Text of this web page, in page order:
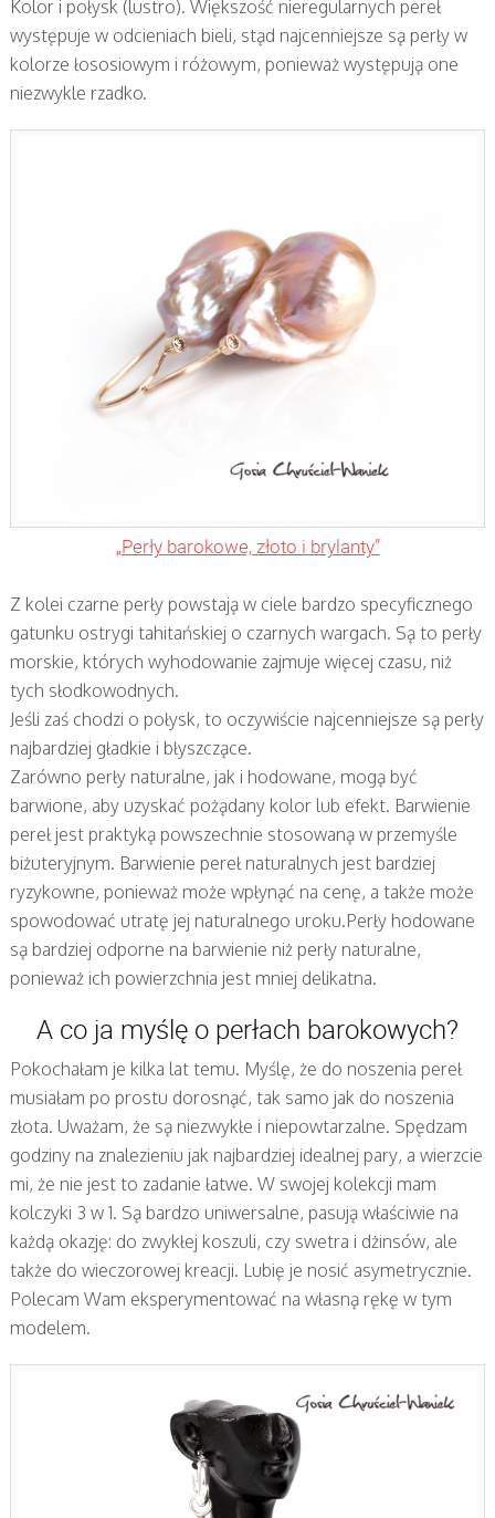
Kolor i połysk (lustro). Większość nieregularnych pereł
występuje w odcieniach bieli, stąd najcenniejsze są perły w
kolorze łososiowym i różowym, ponieważ występują one
niezwykle rzadko.
„Perły barokowe, złoto i brylanty”
Z kolei czarne perły powstają w ciele bardzo specyficznego
gatunku ostrygi tahitańskiej o czarnych wargach. Są to perły
morskie, których wyhodowanie zajmuje więcej czasu, niż
tych słodkowodnych.
Jeśli zaś chodzi o połysk, to oczywiście najcenniejsze są perły
najbardziej gładkie i błyszczące.
Zarówno perły naturalne, jak i hodowane, mogą być
barwione, aby uzyskać pożądany kolor lub efekt. Barwienie
pereł jest praktyką powszechnie stosowaną w przemyśle
biżuteryjnym. Barwienie pereł naturalnych jest bardziej
ryzykowne, ponieważ może wpłynąć na cenę, a także może
spowodować utratę jej naturalnego uroku.Perły hodowane
są bardziej odporne na barwienie niż perły naturalne,
ponieważ ich powierzchnia jest mniej delikatna.
A co ja myślę o perłach barokowych?
Pokochałam je kilka lat temu. Myślę, że do noszenia pereł
musiałam po prostu dorosnąć, tak samo jak do noszenia
złota. Uważam, że są niezwykłe i niepowtarzalne. Spędzam
godziny na znalezieniu jak najbardziej idealnej pary, a wierzcie
mi, że nie jest to zadanie łatwe. W swojej kolekcji mam
kolczyki 3 w 1. Są bardzo uniwersalne, pasują właściwie na
każdą okazję: do zwykłej koszuli, czy swetra i dżinsów, ale
także do wieczorowej kreacji. Lubię je nosić asymetrycznie.
Polecam Wam eksperymentować na własną rękę w tym
modelem.